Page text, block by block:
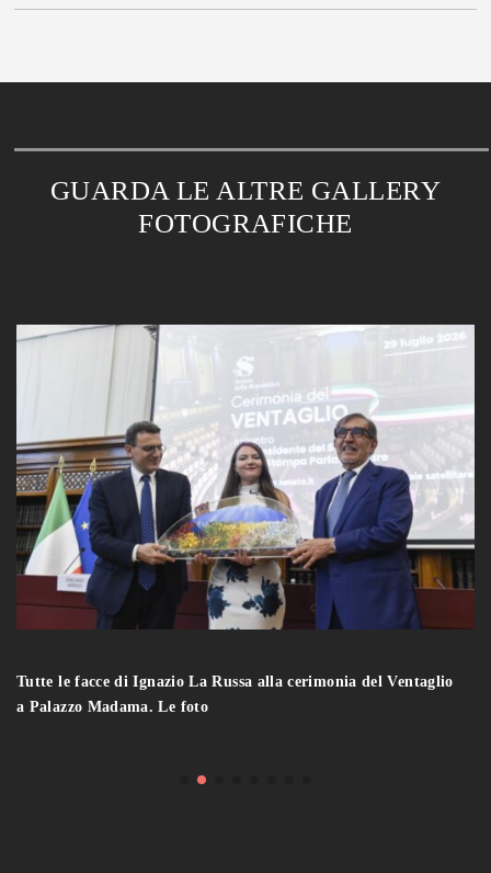
GUARDA LE ALTRE GALLERY
FOTOGRAFICHE
Tutte le facce di Ignazio La Russa alla cerimonia del Ventaglio
a Palazzo Madama. Le foto